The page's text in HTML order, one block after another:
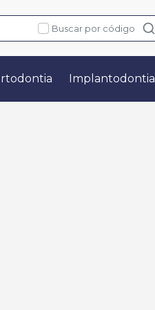
Buscar por código
Implantodontia